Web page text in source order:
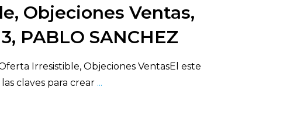
Objeciones Ventas,
PABLO SANCHEZ
Irresistible, Objeciones VentasEl este
claves para crear ...